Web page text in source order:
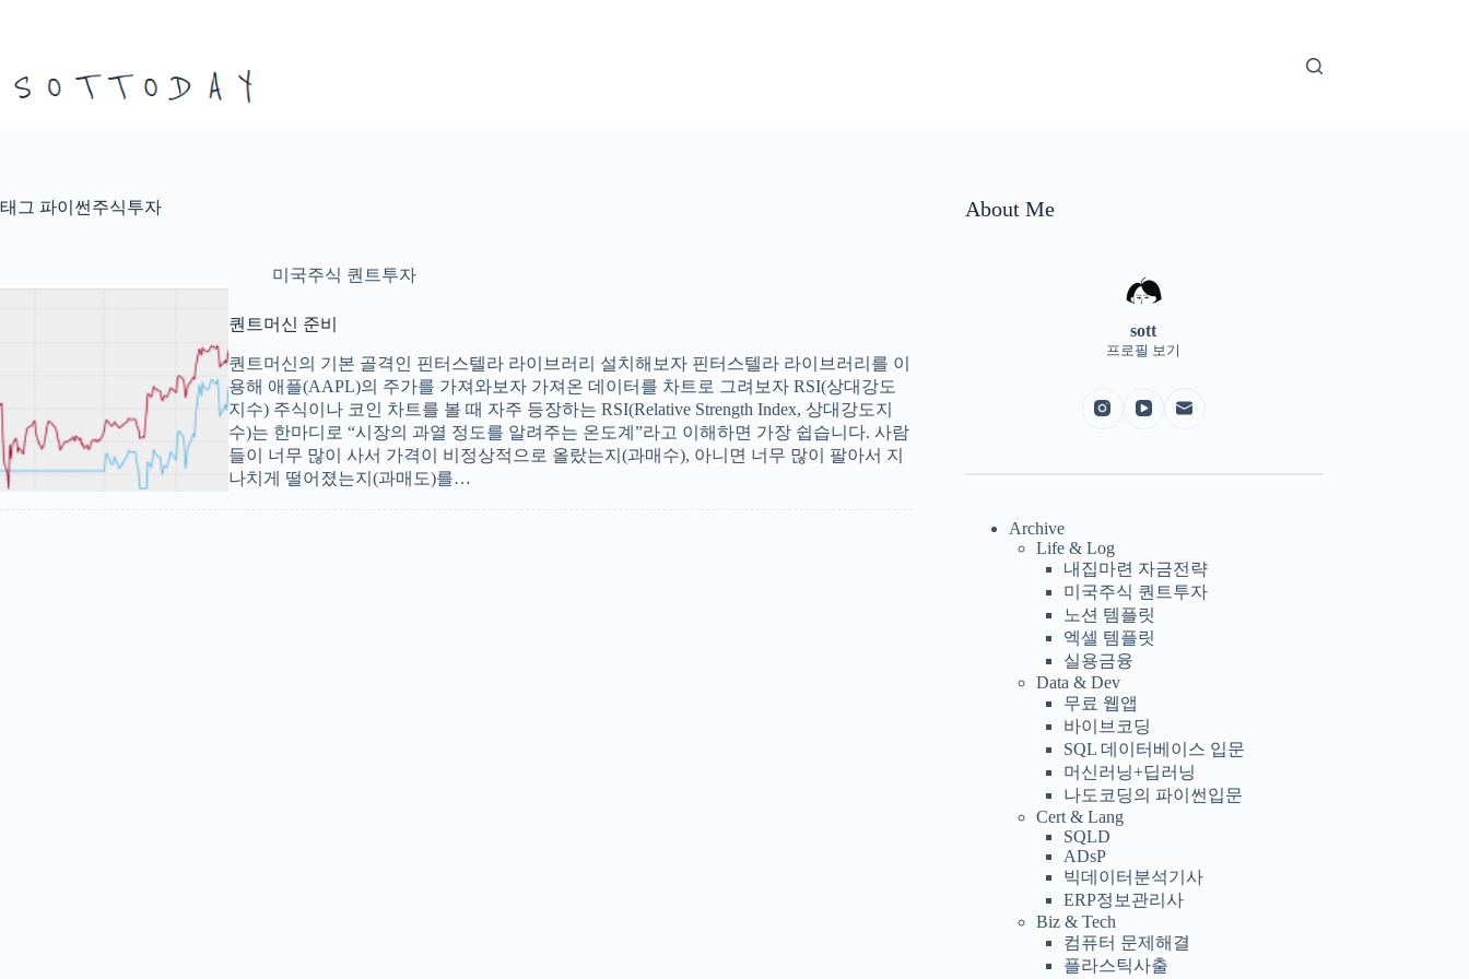
로
태그 파이썬주식투자
미국주식 퀀트투자
퀀트머신 준비
퀀트머신의 기본 골격인 핀터스텔라 라이브러리 설치해보자 핀터스텔라 라이브러리를 이
용해 애플(AAPL)의 주가를 가져와보자 가져온 데이터를 차트로 그려보자 RSI(상대강도
지수) 주식이나 코인 차트를 볼 때 자주 등장하는 RSI(Relative Strength Index, 상대강도지
수)는 한마디로 “시장의 과열 정도를 알려주는 온도계”라고 이해하면 가장 쉽습니다. 사람
들이 너무 많이 사서 가격이 비정상적으로 올랐는지(과매수), 아니면 너무 많이 팔아서 지
나치게 떨어졌는지(과매도)를…
About Me
sott
프로필 보기
Archive
Life & Log
내집마련 자금전략
미국주식 퀀트투자
노션 템플릿
엑셀 템플릿
실용금융
Data & Dev
무료 웹앱
바이브코딩
SQL 데이터베이스 입문
머신러닝+딥러닝
나도코딩의 파이썬입문
Cert & Lang
SQLD
ADsP
빅데이터분석기사
ERP정보관리사
Biz & Tech
컴퓨터 문제해결
플라스틱사출